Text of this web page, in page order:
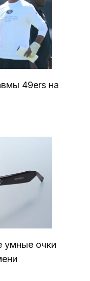
49ers на
умные очки